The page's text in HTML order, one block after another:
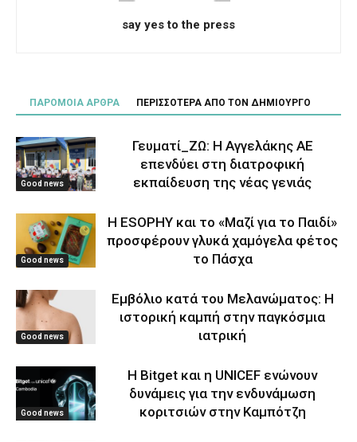
say yes to the press
ΠΑΡΟΜΟΙΑ ΑΡΘΡΑ ΠΕΡΙΣΣΟΤΕΡΑ ΑΠΟ ΤΟΝ ΔΗΜΙΟΥΡΓΟ
Good news
Γευματί_ΖΩ: Η Αγγελάκης ΑΕ
επενδύει στη διατροφική
εκπαίδευση της νέας γενιάς
Good news
Η ESOPHY και το «Μαζί για το Παιδί»
προσφέρουν γλυκά χαμόγελα φέτος
το Πάσχα
Good news
Εμβόλιο κατά του Μελανώματος: Η
ιστορική καμπή στην παγκόσμια
ιατρική
Good news
Η Bitget και η UNICEF ενώνουν
δυνάμεις για την ενδυνάμωση
κοριτσιών στην Καμπότζη